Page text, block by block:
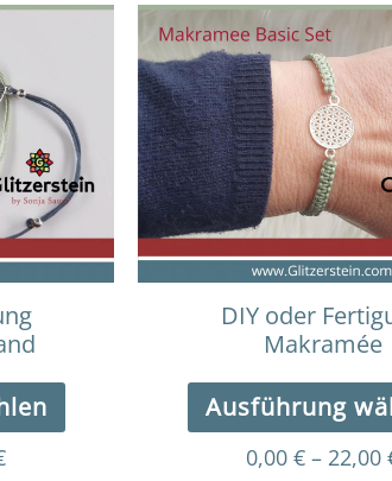
Dieses
Produkt
mehrere
Varianten
auf.
Die
Optionen
können
werden
Preisspanne:
bis
15,00 €
DIY oder
Makramée
Ausführung
0,00 € – 22,00